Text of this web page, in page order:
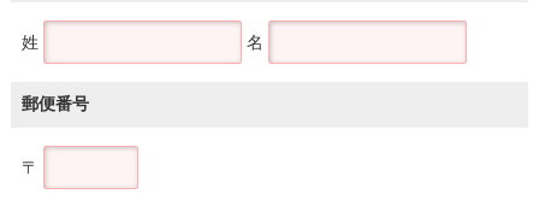
姓 名
郵便番号
〒